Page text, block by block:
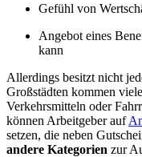
Gefühl von
Angebot eines
kann
Allerdings besitzt nicht
Großstädten kommen
Verkehrsmitteln oder
können Arbeitgeber auf
setzen, die neben
andere Kategorien zur